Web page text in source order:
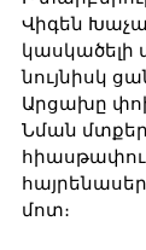
Վիգեն
նույնիսկ
Արցախը
Նման
մոտ։